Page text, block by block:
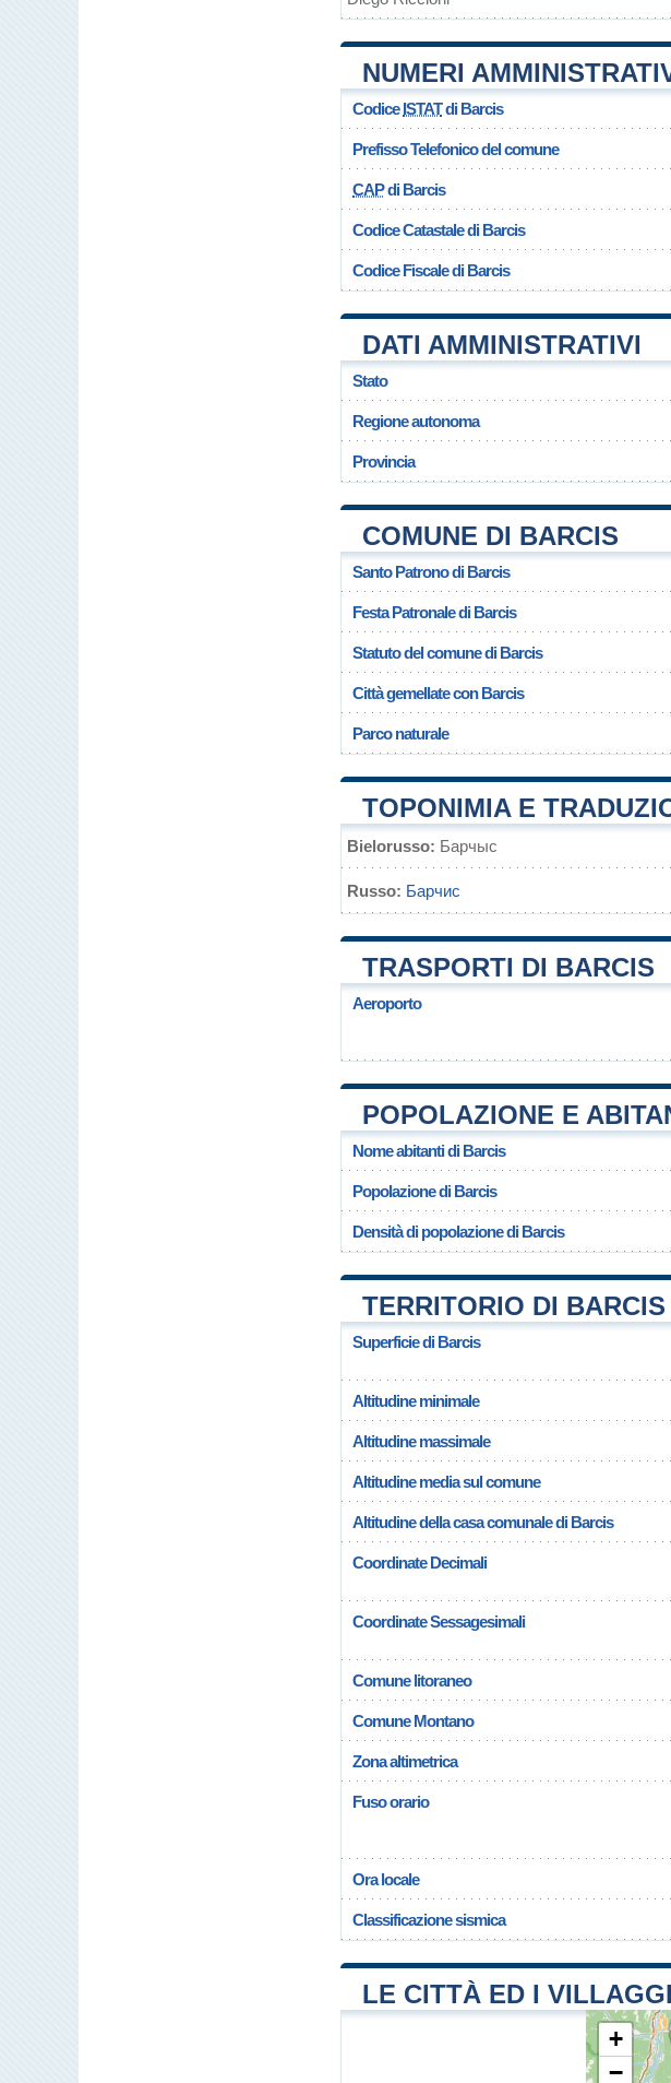
NUMERI
CodiceISTATdi Barcis
Prefisso Telefonico del comune
CAPdi Barcis
Codice Catastale di Barcis
Codice Fiscale di Barcis
DATI AMMINISTRATIVI
Stato
Regione autonoma
Provincia
COMUNE DI BARCIS
Santo Patrono di Barcis
Festa Patronale di Barcis
Statuto del comune di Barcis
Città gemellate con Barcis
Parco naturale
TOPONIMIA E
Bielorusso: Барчыс
Russo: Барчис
TRASPORTI DI BARCIS
Aeroporto
POPOLAZIONE E
Nome abitanti di Barcis
Popolazione di Barcis
Densità di popolazione di Barcis
TERRITORIO DI BARCIS
Superficie di Barcis
Altitudine minimale
Altitudine massimale
Altitudine media sul comune
Altitudine della casa comunale di Barcis
Coordinate Decimali
Coordinate Sessagesimali
Comune litoraneo
Comune Montano
Zona altimetrica
Fuso orario
Ora locale
Classificazione sismica
LE CITTÀ ED I
+
−